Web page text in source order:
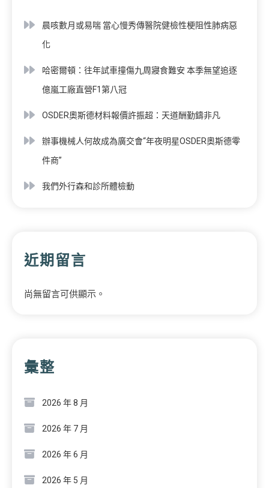
晨咳數月或易喘 當心慢秀傳醫院健檢性梗阻性肺病惡
化
哈密爾頓：往年試車撞傷九周寢食難安 本季無望追逐
億嵐工廠直營F1第八冠
OSDER奧斯德材料報價許振超：天道酬勤鑄非凡
辦事機械人何故成為廣交會“年夜明星OSDER奧斯德零
件商”
我們外行森和診所體檢動
近期留言
尚無留言可供顯示。
彙整
2026 年 8 月
2026 年 7 月
2026 年 6 月
2026 年 5 月